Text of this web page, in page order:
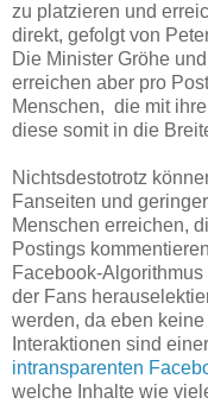
zu platzieren und
direkt, gefolgt von
Die Minister Gröhe
erreichen aber pro
Menschen, die mit
diese somit in die
Nichtsdestotrotz
Fanseiten und
Menschen erreichen,
Postings
Facebook-
der Fans
werden, da eben
Interaktionen sind
intransparenten
welche Inhalte wie